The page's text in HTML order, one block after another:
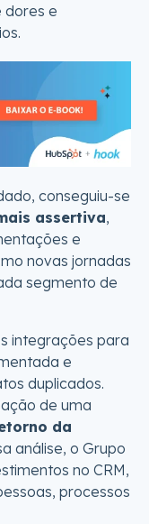
dores e
conseguiu-se
assertiva,
e
novas jornadas
segmento de
integrações para
e
duplicados.
de uma
da
análise, o Grupo
no CRM,
processos